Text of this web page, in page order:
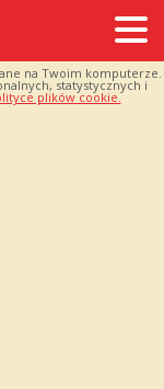
na Twoim komputerze.
statystycznych i
plików cookie.